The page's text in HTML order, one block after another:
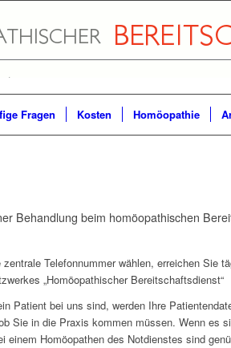
Fragen Kosten Homöopathie
Behandlung beim homöopathischen
Telefonnummer wählen, erreichen Sie
„Homöopathischer Bereitschaftsdienst“
Patient bei uns sind, werden Ihre
Sie in die Praxis kommen müssen. Wenn es
einem Homöopathen des Notdienstes sind